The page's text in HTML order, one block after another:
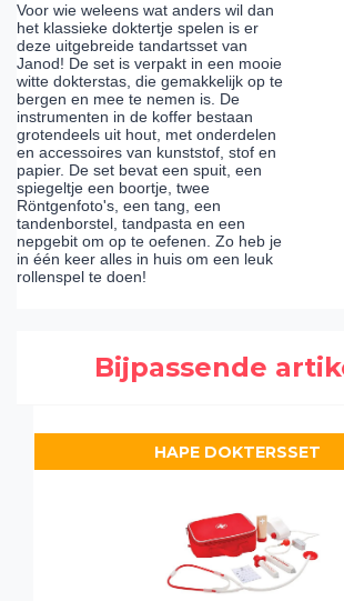
Voor wie weleens wat anders wil dan
het klassieke doktertje spelen is er
deze uitgebreide tandartsset van
Janod! De set is verpakt in een mooie
witte dokterstas, die gemakkelijk op te
bergen en mee te nemen is. De
instrumenten in de koffer bestaan
grotendeels uit hout, met onderdelen
en accessoires van kunststof, stof en
papier. De set bevat een spuit, een
spiegeltje een boortje, twee
Röntgenfoto's, een tang, een
tandenborstel, tandpasta en een
nepgebit om op te oefenen. Zo heb je
in één keer alles in huis om een leuk
rollenspel te doen!
Bijpassende
HAPE DOKTERSSET